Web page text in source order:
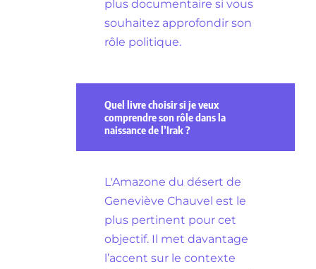
plus documentaire si vous
souhaitez approfondir son
rôle politique.
Quel livre choisir si je veux
comprendre son rôle dans la
naissance de l’Irak ?
L'Amazone du désert de
Geneviève Chauvel est le
plus pertinent pour cet
objectif. Il met davantage
l’accent sur le contexte